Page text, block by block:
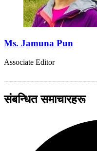
Ms. Jamuna Pun
Associate Editor
संबन्धित समाचारहरू